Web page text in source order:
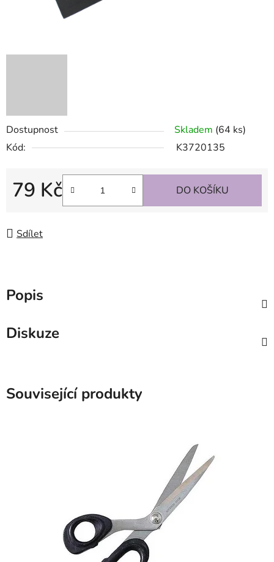
Dostupnost Skladem (64 ks)
Kód:
K3720135
79 Kč
Měrná cena:
DO KOŠÍKU
Sdílet
Popis
Diskuze
Související produkty